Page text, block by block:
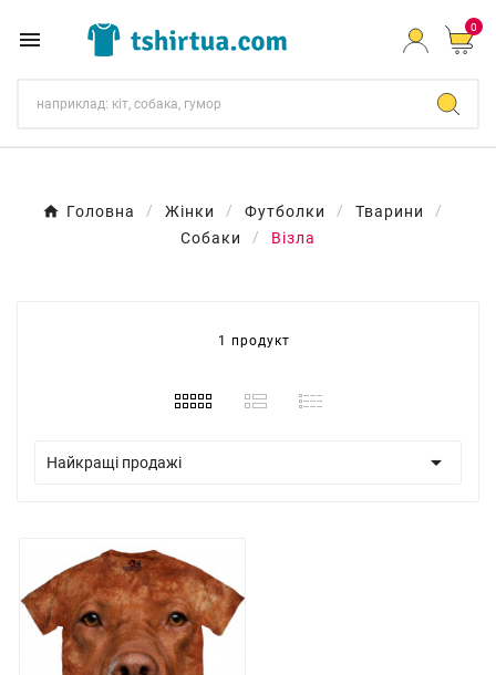
 0
Головна Жінки Футболки
Тварини
Собаки
Візла
1 продукт
Найкращі продажі 